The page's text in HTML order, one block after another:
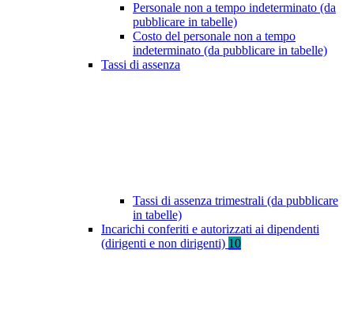
Personale non a tempo indeterminato (da
pubblicare in tabelle)
Costo del personale non a tempo
indeterminato (da pubblicare in tabelle)
Tassi di assenza
Tassi di assenza trimestrali (da pubblicare
in tabelle)
Incarichi conferiti e autorizzati ai dipendenti
(dirigenti e non dirigenti) 10